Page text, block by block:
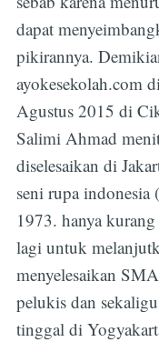
dapat
pikirannya.
ayokesekolah.com
Agustus 2015 di
Salimi Ahmad
diselesaikan di
seni rupa
1973. hanya
lagi untuk
menyelesaikan
pelukis dan
tinggal di